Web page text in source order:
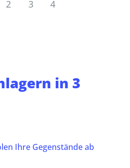
2 3 4
in 3
Ihre Gegenstände ab